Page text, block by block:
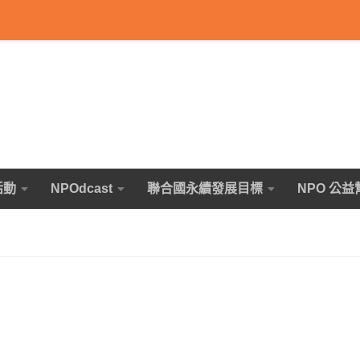
動 NPOdcast 聯合國永續發展目標 NPO 公益